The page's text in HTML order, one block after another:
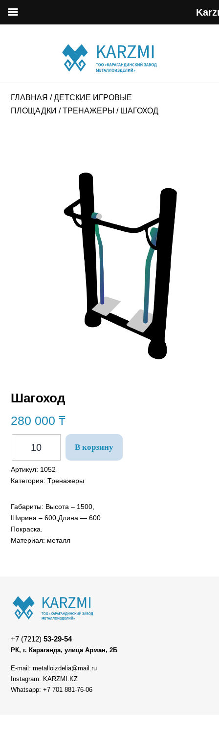
ГЛАВНАЯ /ДЕТСКИЕ ИГРОВЫЕ
ПЛОЩАДКИ /ТРЕНАЖЕРЫ / ШАГОХОД
Шагоход
280 000₸
В корзину
Артикул: 1052
Категория:Тренажеры
Габариты: Высота – 1500,
Ширина – 600,Длина — 600
Покраска.
Материал: металл
+7 (7212)53-29-54
РК, г. Караганда, улица Арман, 2Б
E-mail: metalloizdelia@mail.ru
Instagram: KARZMI.KZ
Whatsapp: +7 701 881-76-06